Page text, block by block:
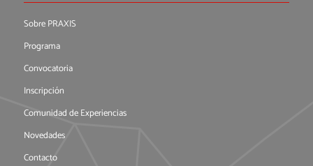
Sobre PRAXIS
Programa
Convocatoria
Inscripción
Comunidad de Experiencias
Novedades
Contacto